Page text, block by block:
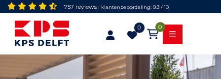
757 reviews | klantenbeoordeling: 9.3 / 10
0 0